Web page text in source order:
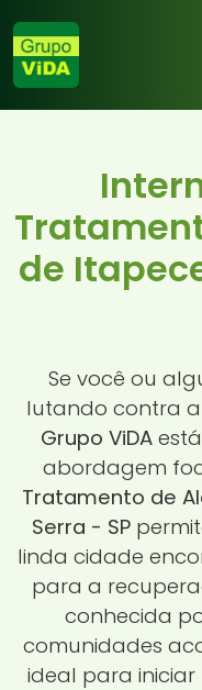
de
Se você ou
lutando contra
Grupo ViDAestá
abordagem
Tratamento de
Serra - SP
linda cidade
para a
conhecida
comunidades
ideal para